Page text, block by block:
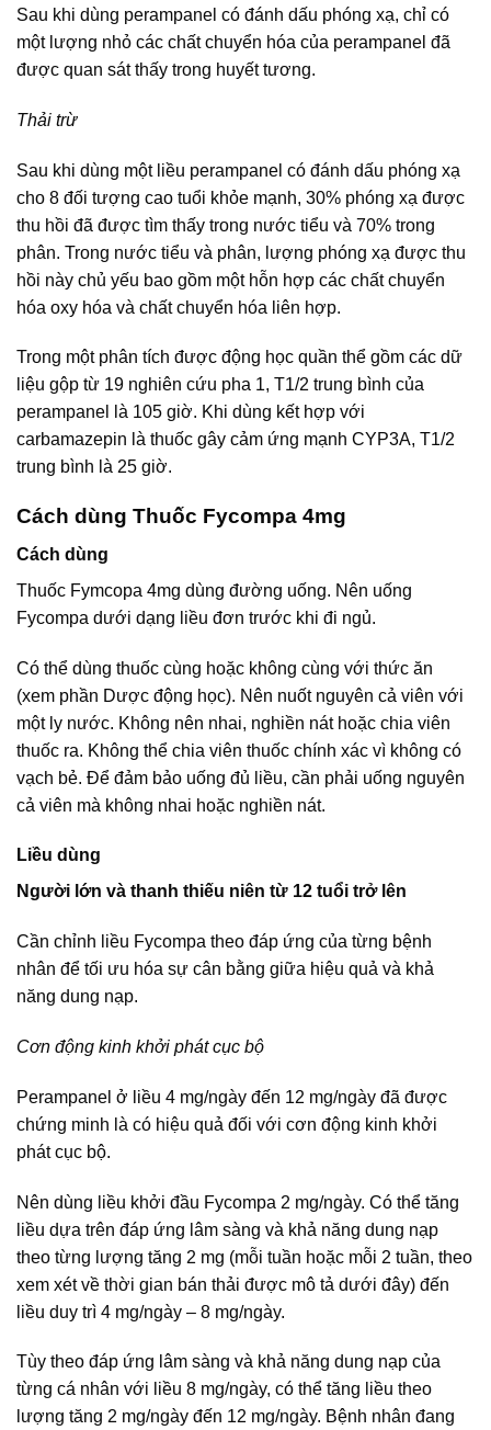
Sau khi dùng perampanel có đánh dấu phóng xạ, chỉ có
một lượng nhỏ các chất chuyển hóa của perampanel đã
được quan sát thấy trong huyết tương.
Thải trừ
Sau khi dùng một liều perampanel có đánh dấu phóng xạ
cho 8 đối tượng cao tuổi khỏe mạnh, 30% phóng xạ được
thu hồi đã được tìm thấy trong nước tiểu và 70% trong
phân. Trong nước tiểu và phân, lượng phóng xạ được thu
hồi này chủ yếu bao gồm một hỗn hợp các chất chuyển
hóa oxy hóa và chất chuyển hóa liên hợp.
Trong một phân tích được động học quần thể gồm các dữ
liệu gộp từ 19 nghiên cứu pha 1, T1/2 trung bình của
perampanel là 105 giờ. Khi dùng kết hợp với
carbamazepin là thuốc gây cảm ứng mạnh CYP3A, T1/2
trung bình là 25 giờ.
Cách dùng Thuốc Fycompa 4mg
Cách dùng
Thuốc Fymcopa 4mg dùng đường uống. Nên uống
Fycompa dưới dạng liều đơn trước khi đi ngủ.
Có thể dùng thuốc cùng hoặc không cùng với thức ăn
(xem phần Dược động học). Nên nuốt nguyên cả viên với
một ly nước. Không nên nhai, nghiền nát hoặc chia viên
thuốc ra. Không thể chia viên thuốc chính xác vì không có
vạch bẻ. Để đảm bảo uống đủ liều, cần phải uống nguyên
cả viên mà không nhai hoặc nghiền nát.
Liều dùng
Người lớn và thanh thiếu niên từ 12 tuổi trở lên
Cần chỉnh liều Fycompa theo đáp ứng của từng bệnh
nhân để tối ưu hóa sự cân bằng giữa hiệu quả và khả
năng dung nạp.
Cơn động kinh khởi phát cục bộ
Perampanel ở liều 4 mg/ngày đến 12 mg/ngày đã được
chứng minh là có hiệu quả đối với cơn động kinh khởi
phát cục bộ.
Nên dùng liều khởi đầu Fycompa 2 mg/ngày. Có thể tăng
liều dựa trên đáp ứng lâm sàng và khả năng dung nạp
theo từng lượng tăng 2 mg (mỗi tuần hoặc mỗi 2 tuần, theo
xem xét về thời gian bán thải được mô tả dưới đây) đến
liều duy trì 4 mg/ngày – 8 mg/ngày.
Tùy theo đáp ứng lâm sàng và khả năng dung nạp của
từng cá nhân với liều 8 mg/ngày, có thể tăng liều theo
lượng tăng 2 mg/ngày đến 12 mg/ngày. Bệnh nhân đang